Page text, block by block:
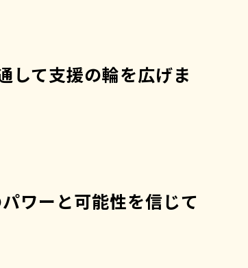
して支援の輪を広げま
ワーと可能性を信じて